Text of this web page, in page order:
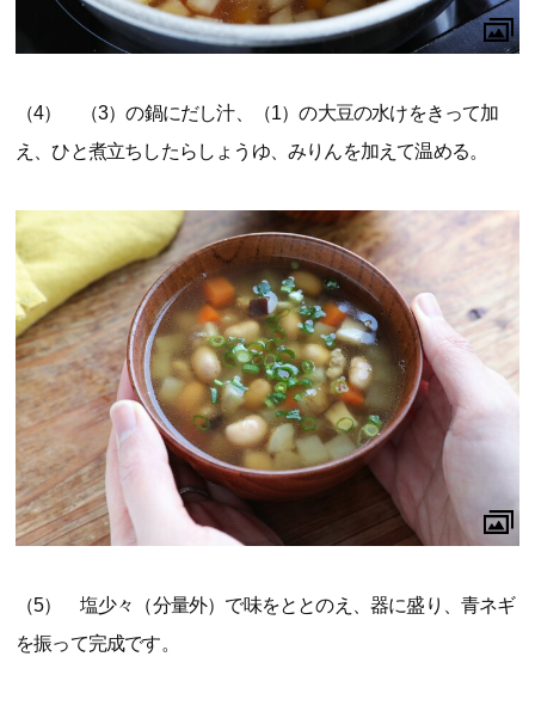
（4） （3）の鍋にだし汁、（1）の大豆の水けをきって加
え、ひと煮立ちしたらしょうゆ、みりんを加えて温める。
（5） 塩少々（分量外）で味をととのえ、器に盛り、青ネギ
を振って完成です。